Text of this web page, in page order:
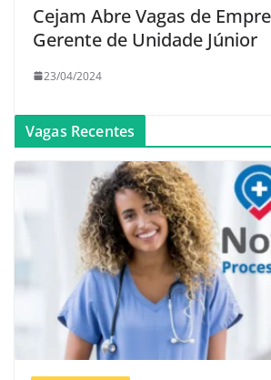
Cejam Abre Vagas de
Gerente de Unidade Júnior
23/04/2024
Vagas Recentes